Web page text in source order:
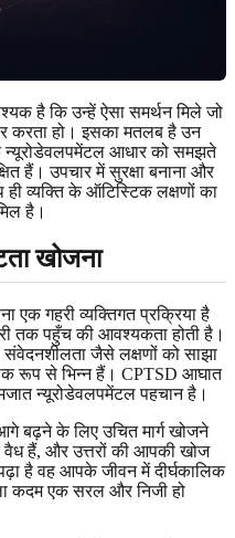
है कि उन्हें ऐसा समर्थन मिले जो
करता हो। इसका मतलब है उन
न्यूरोडेवलपमेंटल आधार को समझते
हैं। उपचार में सुरक्षा बनाना और
व्यक्ति के ऑटिस्टिक लक्षणों का
है।
खोजना
एक गहरी व्यक्तिगत प्रक्रिया है
तक पहुँच की आवश्यकता होती है।
जैसे लक्षणों को साझा
रूप से भिन्न हैं। CPTSD आघात
न्यूरोडेवलपमेंटल पहचान है।
बढ़ने के लिए उचित मार्ग खोजने
हैं, और उत्तरों की आपकी खोज
है वह आपके जीवन में दीर्घकालिक
कदम एक सरल और निजी हो